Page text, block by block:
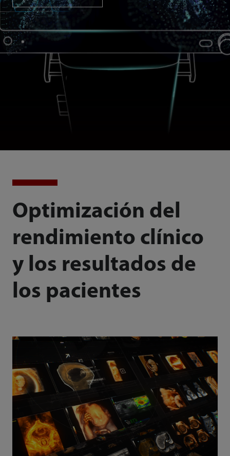
Optimización del
rendimiento clínico
y los resultados de
los pacientes